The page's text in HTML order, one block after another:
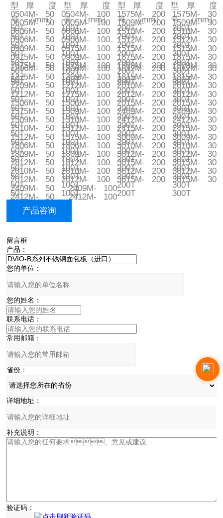
型
号
厚度
（mm）
型
号
厚度
（mm）
型
号
厚度
（mm）
型
号
厚度
（mm）
0504M-
50T
50
0504M-
100T
100
1575M-
200T
200
1575M-
300T
300
0605M-
50T
50
0605M-
100T
100
1509M-
200T
200
1509M-
300T
300
0606M-
50T
50
0606M-
100T
100
1510M-
200T
200
1510M-
300T
300
0906M-
50T
50
0906M-
100T
100
1512M-
200T
200
1512M-
300T
300
0909M-
50T
50
0975M-
100T
100
1515M-
200T
200
1515M-
300T
300
0975M-
50T
50
0909M-
100T
100
1875M-
200T
200
1875M-
300T
300
1075M-
50T
50
1075M-
100T
100
1809M-
200T
200
1809M-
300T
300
1206M-
50T
50
1206M-
100T
100
1812M-
200T
200
1812M-
300T
300
1275M-
50T
50
1209M-
100T
100
1815M-
200T
200
1815M-
300T
300
1209M-
50T
50
1212M-
100T
100
2010M-
200T
200
2010M-
300T
300
1212M-
50T
50
1275M-
100T
100
2012M-
200T
200
2012M-
300T
300
1506M-
50T
50
1506M-
100T
100
2015M-
200T
200
2015M-
300T
300
1575M-
50T
50
1509M-
100T
100
2409M-
200T
200
2409M-
300T
300
1509M-
50T
50
1510M-
100T
100
2412M-
200T
200
2412M-
300T
300
1510M-
50T
50
1512M-
100T
100
2415M-
200T
200
2415M-
300T
300
1512M-
50T
50
1575M-
100T
100
3009M-
200T
200
3009M-
300T
300
1806M-
50T
50
1806M-
100T
100
3010M-
200T
200
3010M-
300T
300
1809M-
50T
50
1809M-
100T
100
3012M-
200T
200
3012M-
300T
300
1812M-
50T
50
1812M-
100T
100
3015M-
200T
200
3015M-
300T
300
2010M-
50T
50
2010M-
100T
100
3612M-
200T
200
3612M-
300T
300
2012M-
50T
50
2012M-
100T
100
3615M-
200T
200
3615M-
300T
300
2409M-
50T
50
2409M-
100T
100
2412M-
50T
50
2412M-
100
产品咨询
留言框
产品：
您的单位：
您的姓名：
联系电话：
常用邮箱：
省份：
详细地址：
补充说明：
验证码：